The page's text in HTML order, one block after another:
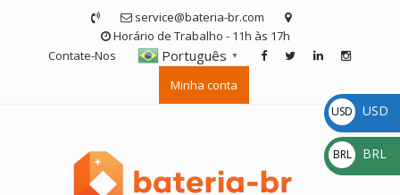
service@bateria-br.com
Horário de Trabalho - 11h às 17h
Contate-Nos
Português ▼
Minha conta
USD
$
USD
BRL
R$
BRL